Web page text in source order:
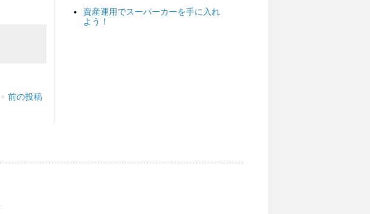
前の投稿
資産運用でスーパーカーを手に入れ
よう！